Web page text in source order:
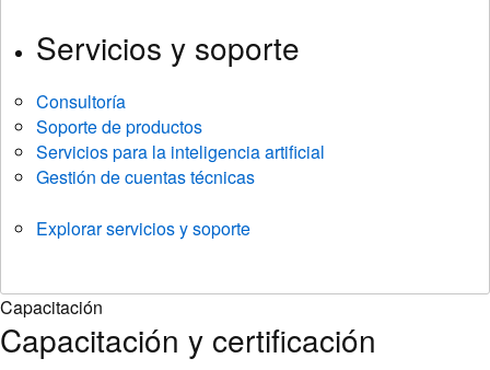
Servicios y soporte
Consultoría
Soporte de productos
Servicios para la inteligencia artificial
Gestión de cuentas técnicas
Explorar servicios y soporte
Capacitación
Capacitación y certificación